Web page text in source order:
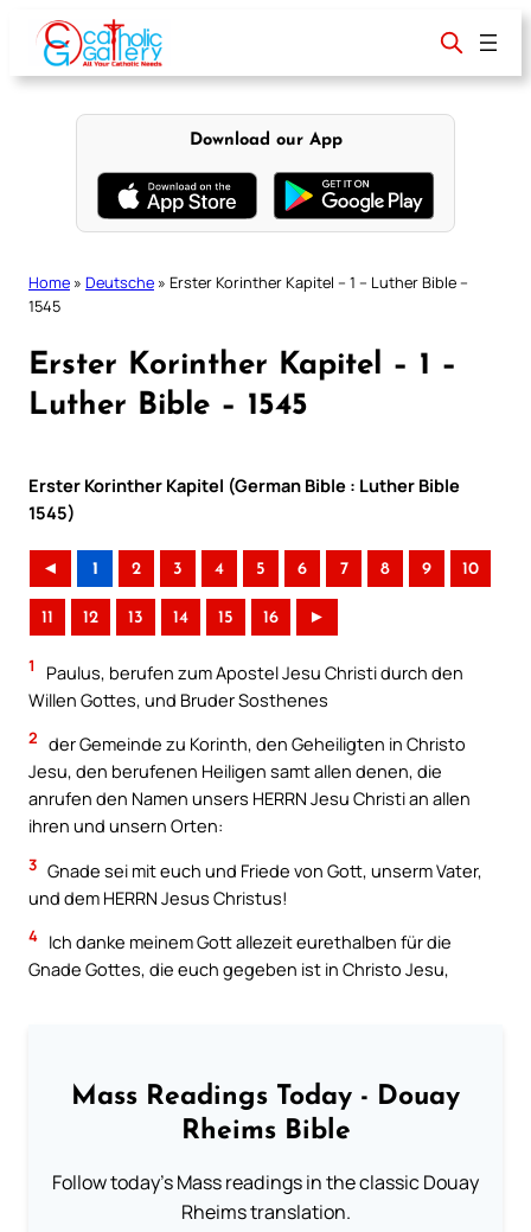
content
Download our App
Home » Deutsche » Erster Korinther Kapitel – 1 – Luther Bible –
1545
Erster Korinther Kapitel – 1 –
Luther Bible – 1545
Erster Korinther Kapitel (German Bible : Luther Bible
1545)
◄ 1 2 3 4 5 6 7 8 9 10
11 12 13 14 15 16 ►
1
Paulus, berufen zum Apostel Jesu Christi durch den
Willen Gottes, und Bruder Sosthenes
2 der Gemeinde zu Korinth, den Geheiligten in Christo
Jesu, den berufenen Heiligen samt allen denen, die
anrufen den Namen unsers HERRN Jesu Christi an allen
ihren und unsern Orten:
3 Gnade sei mit euch und Friede von Gott, unserm Vater,
und dem HERRN Jesus Christus!
4 Ich danke meinem Gott allezeit eurethalben für die
Gnade Gottes, die euch gegeben ist in Christo Jesu,
Mass Readings Today - Douay
Rheims Bible
Follow today's Mass readings in the classic Douay
Rheims translation.